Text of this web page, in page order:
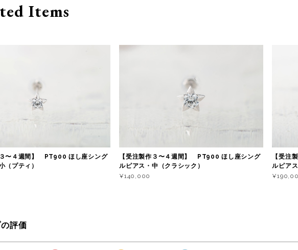
Items
〜４週間】 PT900 ほし座シング
（プティ）
【受注製作３〜４週間】 PT900 ほし座シング
ルピアス・中（クラシック）
¥140,000
【受注
ルピア
評価